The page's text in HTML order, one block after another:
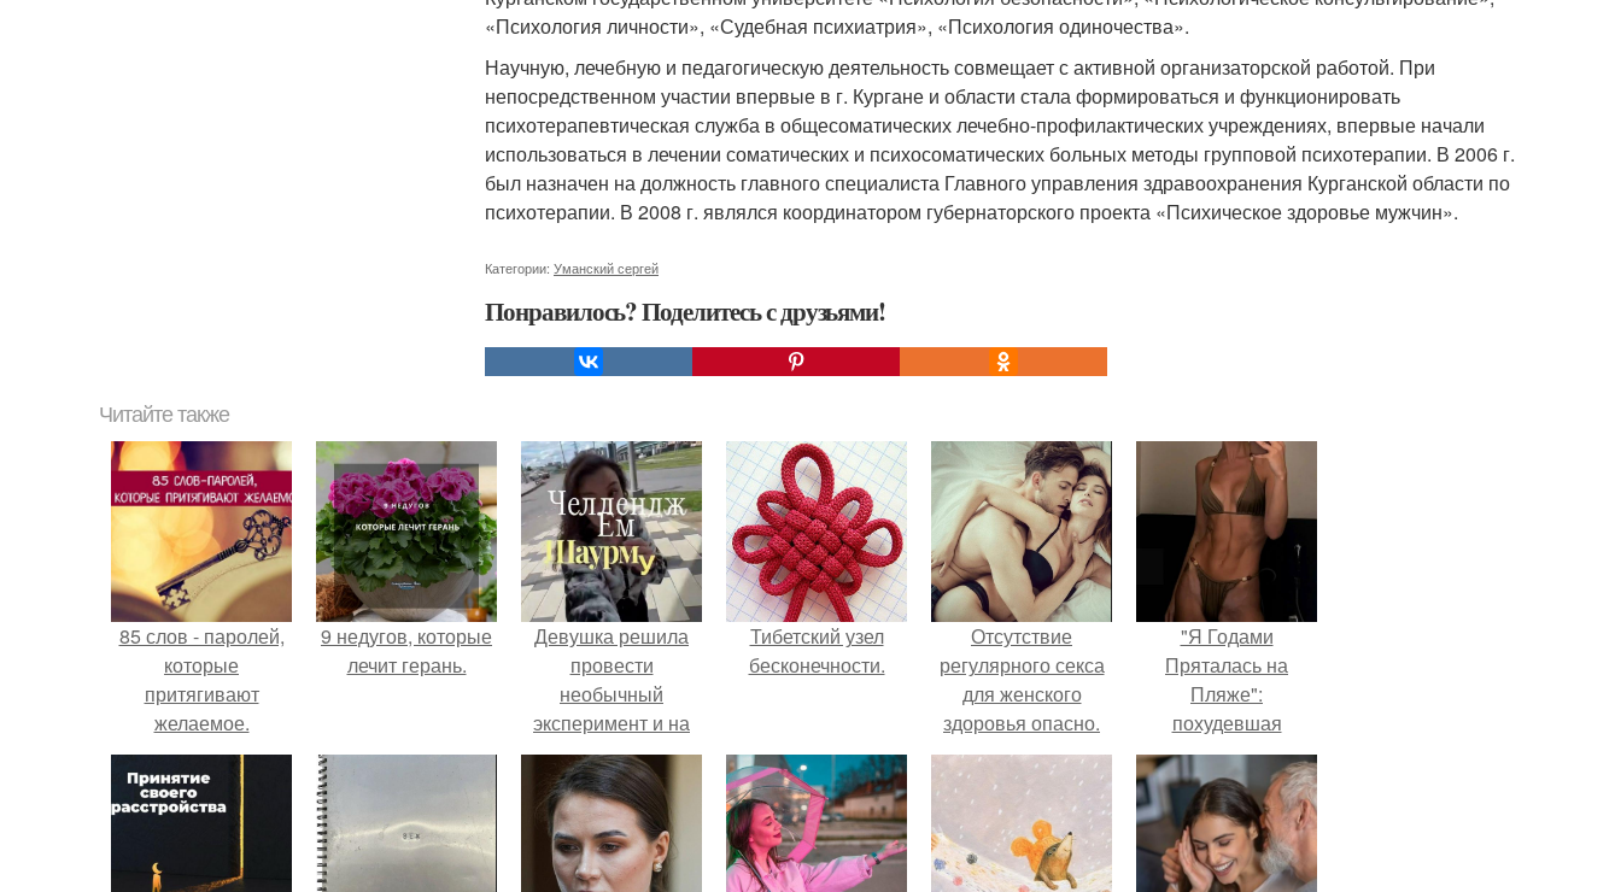
«Психология личности», «Судебная психиатрия», «Психология одиночества».
Научную, лечебную и педагогическую деятельность совмещает с активной организаторской работой. При
непосредственном участии впервые в г. Кургане и области стала формироваться и функционировать
психотерапевтическая служба в общесоматических лечебно-профилактических учреждениях, впервые начали
использоваться в лечении соматических и психосоматических больных методы групповой психотерапии. В 2006 г.
был назначен на должность главного специалиста Главного управления здравоохранения Курганской области по
психотерапии. В 2008 г. являлся координатором губернаторского проекта «Психическое здоровье мужчин».
Категории: Уманский сергей
Понравилось? Поделитесь с друзьями!
Читайте также
85 слов - паролей,
которые
притягивают
желаемое.
9 недугов, которые
лечит герань.
Девушка решила
провести
необычный
эксперимент и на
протяжении 30
дней питалась
одной шаурмой.
Тибетский узел
бесконечности.
Отсутствие
регулярного секса
для женского
здоровья опасно.
"Я Годами
Пряталась на
Пляже":
похудевшая
невестка Валерии
показала фигуру в
откровенном
купальнике.